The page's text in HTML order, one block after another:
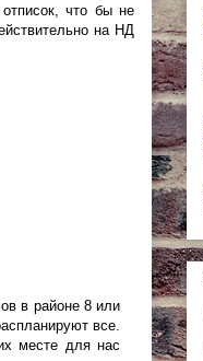
что бы не
на НД
в районе 8 или
все.
месте для нас